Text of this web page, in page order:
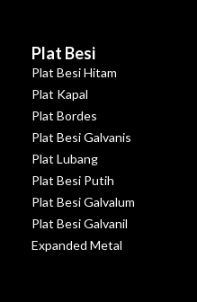
Plat Besi
Plat Besi Hitam
Plat Kapal
Plat Bordes
Plat Besi Galvanis
Plat Lubang
Plat Besi Putih
Plat Besi Galvalum
Plat Besi Galvanil
Expanded Metal